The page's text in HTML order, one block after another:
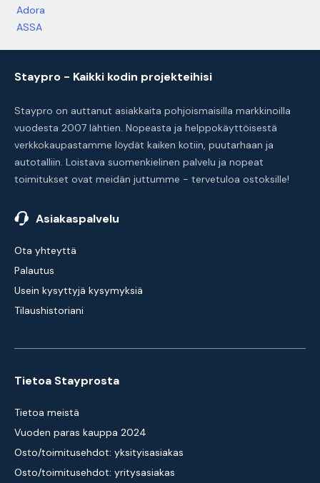
Adora
ASSA
Staypro - Kaikki kodin projekteihisi
Staypro on auttanut asiakkaita pohjoismaisilla markkinoilla
vuodesta 2007 lähtien. Nopeasta ja helppokäyttöisestä
verkkokaupastamme löydät kaiken kotiin, puutarhaan ja
autotalliin. Loistava suomenkielinen palvelu ja nopeat
toimitukset ovat meidän juttumme - tervetuloa ostoksille!
Asiakaspalvelu
Ota yhteyttä
Palautus
Usein kysyttyjä kysymyksiä
Tilaushistoriani
Tietoa Stayprosta
Tietoa meistä
Vuoden paras kauppa 2024
Osto/toimitusehdot: yksityisasiakas
Osto/toimitusehdot: yritysasiakas